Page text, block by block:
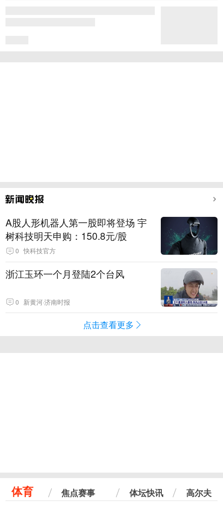
A股人形机器人第一股即将登场 宇
树科技明天申购：150.8元/股
0 快科技官方
浙江玉环一个月登陆2个台风
0 新黄河·济南时报
点击查看更多
体育 焦点赛事 体坛快讯 高尔夫